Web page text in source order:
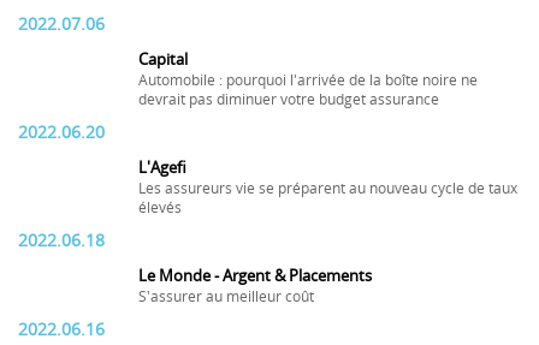
2022.07.06
Capital
Automobile : pourquoi l'arrivée de la boîte noire ne
devrait pas diminuer votre budget assurance
2022.06.20
L'Agefi
Les assureurs vie se préparent au nouveau cycle de taux
élevés
2022.06.18
Le Monde - Argent & Placements
S'assurer au meilleur coût
2022.06.16